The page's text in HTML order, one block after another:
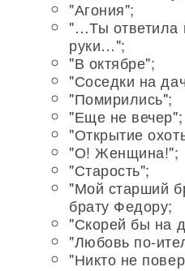
"Агония";
"…Ты ответила
руки…";
"В октябре";
"Соседки на
"Помирились";
"Еще не вечер";
"Открытие
"О! Женщина!";
"Старость";
"Мой старший
брату Федору;
"Скорей бы на
"Любовь по-
"Никто не